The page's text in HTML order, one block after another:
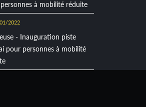
à mobilité réduite
2022
- Inauguration piste
pour personnes à mobilité